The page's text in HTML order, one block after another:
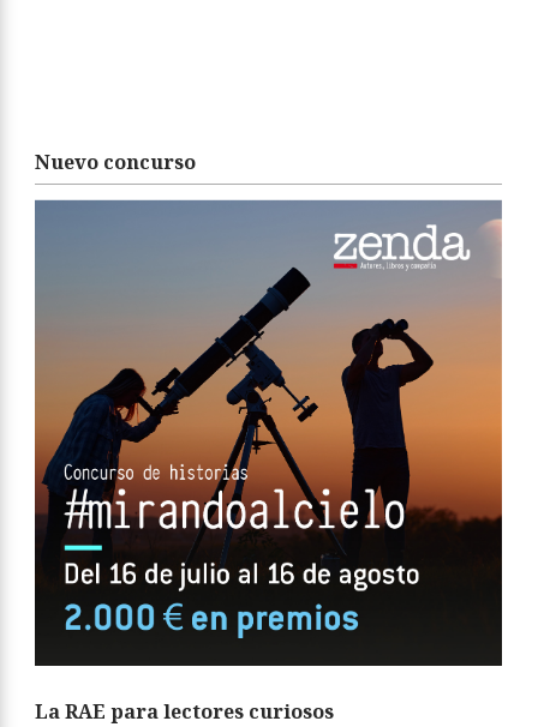
Nuevo concurso
La RAE para lectores curiosos